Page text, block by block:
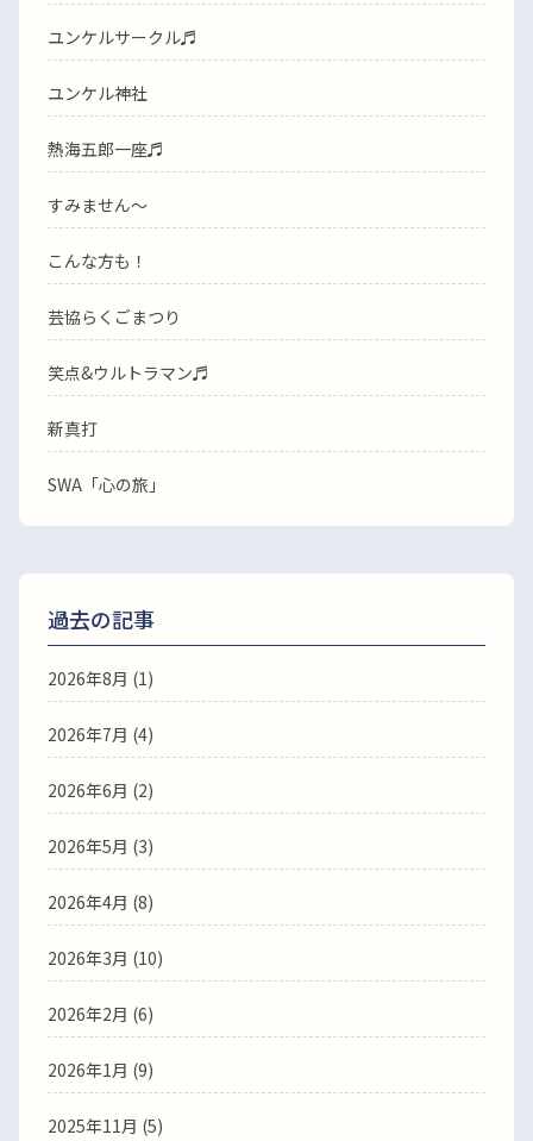
ユンケルサークル♬
ユンケル神社
熱海五郎一座♬
すみません〜
こんな方も！
芸協らくごまつり
笑点&ウルトラマン♬
新真打
SWA「心の旅」
過去の記事
2026年8月 (1)
2026年7月 (4)
2026年6月 (2)
2026年5月 (3)
2026年4月 (8)
2026年3月 (10)
2026年2月 (6)
2026年1月 (9)
2025年11月 (5)